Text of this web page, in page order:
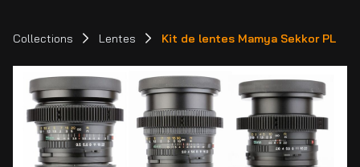
Collections Lentes Kit de lentes Mamya Sekkor PL